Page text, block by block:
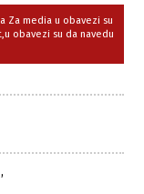
Za media u obavezi su
obavezi su da navedu
,